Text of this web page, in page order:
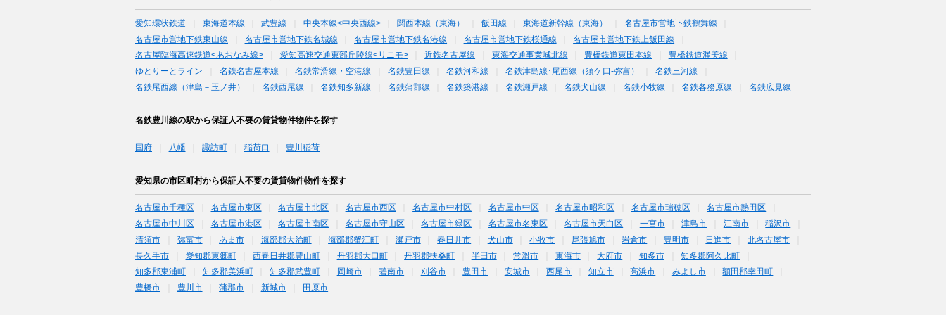
愛知環状鉄道 東海道本線 武豊線 中央本線<中央西線> 関西本線（東海） 飯田線 東海道新幹線（東海）
名古屋市営地下鉄鶴舞線
名古屋市営地下鉄東山線
名古屋市営地下鉄名城線 名古屋市営地下鉄名港線 名古屋市営地下鉄桜通線
名古屋市営地下鉄上飯田線
名古屋臨海高速鉄道<あおなみ線>
愛知高速交通東部丘陵線<リニモ> 近鉄名古屋線 東海交通事業城北線 豊橋鉄道東田本線
豊橋鉄道渥美線
ゆとりーとライン
名鉄名古屋本線 名鉄常滑線・空港線 名鉄豊田線 名鉄河和線 名鉄津島線･尾西線（須ケ口-弥富）
名鉄三河線
名鉄尾西線（津島－玉ノ井）
名鉄西尾線 名鉄知多新線 名鉄蒲郡線 名鉄築港線 名鉄瀬戸線 名鉄犬山線 名鉄小牧線 名鉄各務原線 名鉄広見線
名鉄豊川線の駅から保証人不要の賃貸物件物件を探す
国府 八幡 諏訪町 稲荷口 豊川稲荷
愛知県の市区町村から保証人不要の賃貸物件物件を探す
名古屋市千種区 名古屋市東区 名古屋市北区 名古屋市西区 名古屋市中村区 名古屋市中区 名古屋市昭和区 名古屋市瑞穂区
名古屋市熱田区
名古屋市中川区
名古屋市港区 名古屋市南区 名古屋市守山区 名古屋市緑区 名古屋市名東区 名古屋市天白区 一宮市 津島市 江南市
稲沢市
清須市
弥富市 あま市 海部郡大治町 海部郡蟹江町 瀬戸市 春日井市 犬山市 小牧市 尾張旭市 岩倉市 豊明市 日進市
北名古屋市
長久手市
愛知郡東郷町 西春日井郡豊山町 丹羽郡大口町 丹羽郡扶桑町 半田市 常滑市 東海市 大府市 知多市
知多郡阿久比町
知多郡東浦町
知多郡美浜町 知多郡武豊町 岡崎市 碧南市 刈谷市 豊田市 安城市 西尾市 知立市 高浜市 みよし市
額田郡幸田町
豊橋市
豊川市 蒲郡市 新城市 田原市